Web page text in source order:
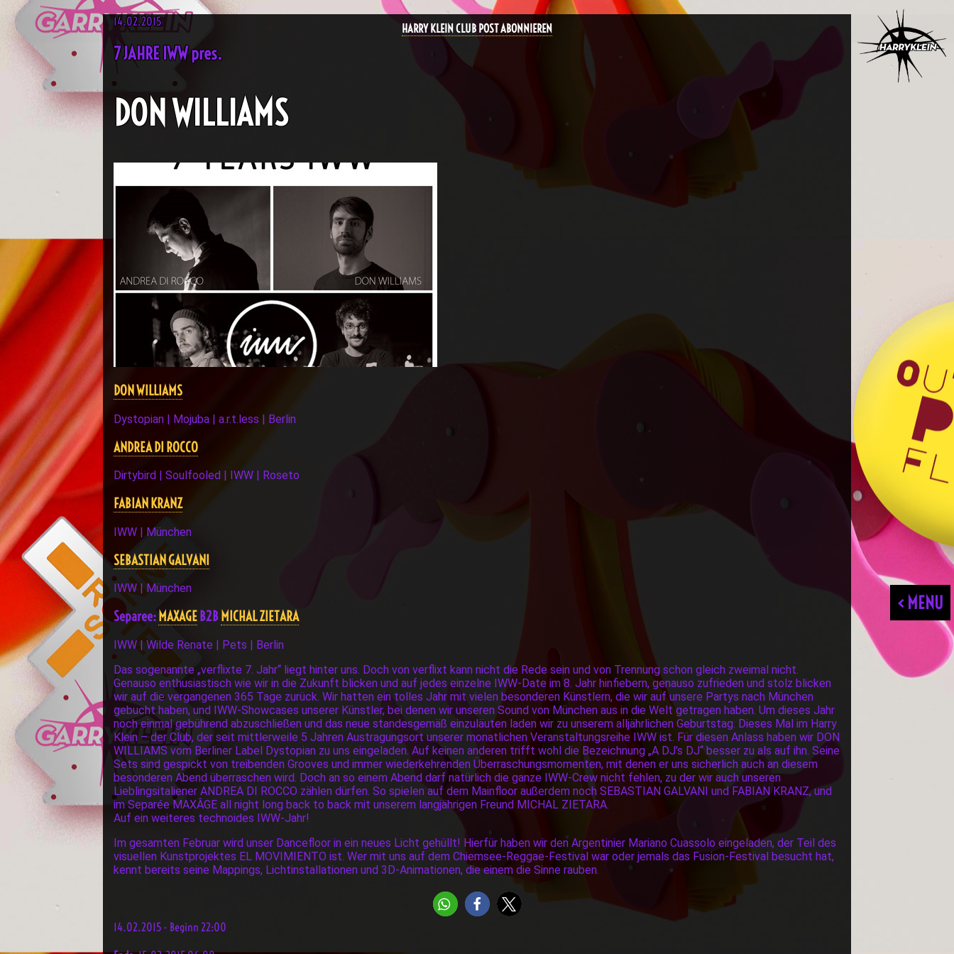
HARRY KLEIN CLUB POST ABONNIEREN
< MENU
14.02.2015
7 JAHRE IWW pres.
DON WILLIAMS
DON WILLIAMS
Dystopian | Mojuba | a.r.t.less | Berlin
ANDREA DI ROCCO
Dirtybird | Soulfooled | IWW | Roseto
FABIAN KRANZ
IWW | München
SEBASTIAN GALVANI
IWW | München
Separee: MAXAGE B2B MICHAL ZIETARA
IWW | Wilde Renate | Pets | Berlin
Das sogenannte „verflixte 7. Jahr“ liegt hinter uns. Doch von verflixt kann nicht die Rede sein und von Trennung schon gleich zweimal nicht.
Genauso enthusiastisch wie wir in die Zukunft blicken und auf jedes einzelne IWW-Date im 8. Jahr hinfiebern, genauso zufrieden und stolz blicken
wir auf die vergangenen 365 Tage zurück. Wir hatten ein tolles Jahr mit vielen besonderen Künstlern, die wir auf unsere Partys nach München
gebucht haben, und IWW-Showcases unserer Künstler, bei denen wir unseren Sound von München aus in die Welt getragen haben. Um dieses Jahr
noch einmal gebührend abzuschließen und das neue standesgemäß einzuläuten laden wir zu unserem alljährlichen Geburtstag. Dieses Mal im Harry
Klein – der Club, der seit mittlerweile 5 Jahren Austragungsort unserer monatlichen Veranstaltungsreihe IWW ist. Für diesen Anlass haben wir DON
WILLIAMS vom Berliner Label Dystopian zu uns eingeladen. Auf keinen anderen trifft wohl die Bezeichnung „A DJ’s DJ“ besser zu als auf ihn. Seine
Sets sind gespickt von treibenden Grooves und immer wiederkehrenden Überraschungsmomenten, mit denen er uns sicherlich auch an diesem
besonderen Abend überraschen wird. Doch an so einem Abend darf natürlich die ganze IWW-Crew nicht fehlen, zu der wir auch unseren
Lieblingsitaliener ANDREA DI ROCCO zählen dürfen. So spielen auf dem Mainfloor außerdem noch SEBASTIAN GALVANI und FABIAN KRANZ, und
im Separée MAXÂGE all night long back to back mit unserem langjährigen Freund MICHAL ZIETARA.
Auf ein weiteres technoides IWW-Jahr!
Im gesamten Februar wird unser Dancefloor in ein neues Licht gehüllt! Hierfür haben wir den Argentinier Mariano Cuassolo eingeladen, der Teil des
visuellen Kunstprojektes EL MOVIMIENTO ist. Wer mit uns auf dem Chiemsee-Reggae-Festival war oder jemals das Fusion-Festival besucht hat,
kennt bereits seine Mappings, Lichtinstallationen und 3D-Animationen, die einem die Sinne rauben.
14.02.2015 - Beginn 22:00